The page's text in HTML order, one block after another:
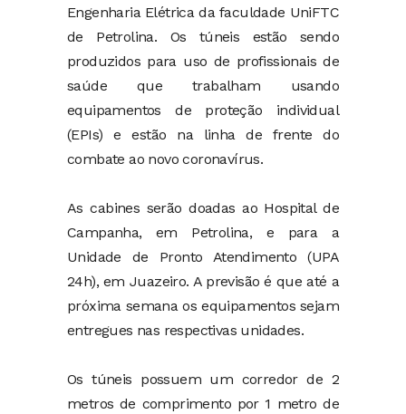
Engenharia Elétrica da faculdade UniFTC
de Petrolina. Os túneis estão sendo
produzidos para uso de profissionais de
saúde que trabalham usando
equipamentos de proteção individual
(EPIs) e estão na linha de frente do
combate ao novo coronavírus.
As cabines serão doadas ao Hospital de
Campanha, em Petrolina, e para a
Unidade de Pronto Atendimento (UPA
24h), em Juazeiro. A previsão é que até a
próxima semana os equipamentos sejam
entregues nas respectivas unidades.
Os túneis possuem um corredor de 2
metros de comprimento por 1 metro de